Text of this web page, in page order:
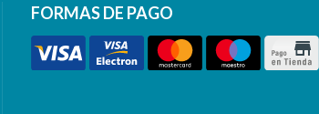
FORMAS DE PAGO